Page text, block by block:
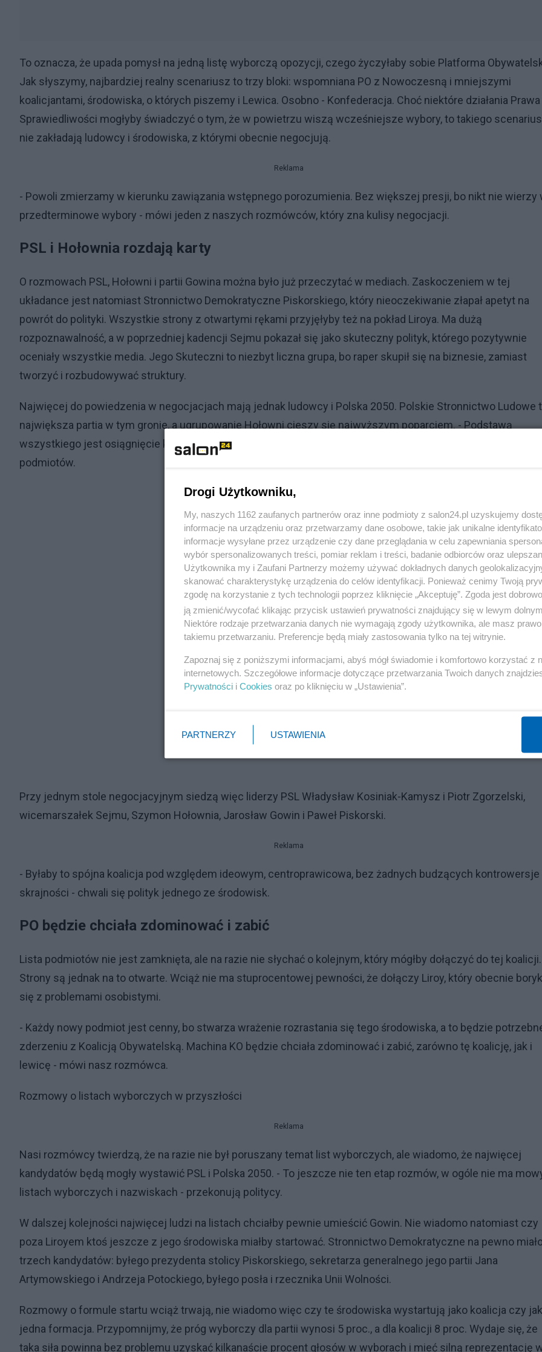
To oznacza, że upada pomysł na jedną listę wyborczą opozycji, czego życzyłaby sobie Platforma
Jak słyszymy, najbardziej realny scenariusz to trzy bloki: wspomniana PO z Nowoczesną i mniejszymi
koalicjantami, środowiska, o których piszemy i Lewica. Osobno - Konfederacja. Choć niektóre działania Prawa
Sprawiedliwości mogłyby świadczyć o tym, że w powietrzu wiszą wcześniejsze wybory, to takiego
nie zakładają ludowcy i środowiska, z którymi obecnie negocjują.
Reklama
- Powoli zmierzamy w kierunku zawiązania wstępnego porozumienia. Bez większej presji, bo nikt nie wierzy
przedterminowe wybory - mówi jeden z naszych rozmówców, który zna kulisy negocjacji.
PSL i Hołownia rozdają karty
O rozmowach PSL, Hołowni i partii Gowina można było już przeczytać w mediach. Zaskoczeniem w tej
układance jest natomiast Stronnictwo Demokratyczne Piskorskiego, który nieoczekiwanie złapał apetyt na
powrót do polityki. Wszystkie strony z otwartymi rękami przyjęłyby też na pokład Liroya. Ma dużą
rozpoznawalność, a w poprzedniej kadencji Sejmu pokazał się jako skuteczny polityk, którego pozytywnie
oceniały wszystkie media. Jego Skuteczni to niezbyt liczna grupa, bo raper skupił się na biznesie, zamiast
tworzyć i rozbudowywać struktury.
Najwięcej do powiedzenia w negocjacjach mają jednak ludowcy i Polska 2050. Polskie Stronnictwo Ludowe
największa partia w tym gronie, a ugrupowanie Hołowni cieszy się najwyższym poparciem. - Podstawą
wszystkiego jest osiągnięcie kompromisu przez ludowców i Hołownię - mówi polityk z jednego z mniejszych
podmiotów.
Przy jednym stole negocjacyjnym siedzą więc liderzy PSL Władysław Kosiniak-Kamysz i Piotr Zgorzelski,
wicemarszałek Sejmu, Szymon Hołownia, Jarosław Gowin i Paweł Piskorski.
Reklama
- Byłaby to spójna koalicja pod względem ideowym, centroprawicowa, bez żadnych budzących kontrowersje
skrajności - chwali się polityk jednego ze środowisk.
PO będzie chciała zdominować i zabić
Lista podmiotów nie jest zamknięta, ale na razie nie słychać o kolejnym, który mógłby dołączyć do tej koalicji.
Strony są jednak na to otwarte. Wciąż nie ma stuprocentowej pewności, że dołączy Liroy, który obecnie
się z problemami osobistymi.
- Każdy nowy podmiot jest cenny, bo stwarza wrażenie rozrastania się tego środowiska, a to będzie
zderzeniu z Koalicją Obywatelską. Machina KO będzie chciała zdominować i zabić, zarówno tę koalicję, jak i
lewicę - mówi nasz rozmówca.
Rozmowy o listach wyborczych w przyszłości
Reklama
Nasi rozmówcy twierdzą, że na razie nie był poruszany temat list wyborczych, ale wiadomo, że najwięcej
kandydatów będą mogły wystawić PSL i Polska 2050. - To jeszcze nie ten etap rozmów, w ogóle nie ma
listach wyborczych i nazwiskach - przekonują politycy.
W dalszej kolejności najwięcej ludzi na listach chciałby pewnie umieścić Gowin. Nie wiadomo natomiast czy
poza Liroyem ktoś jeszcze z jego środowiska miałby startować. Stronnictwo Demokratyczne na pewno
trzech kandydatów: byłego prezydenta stolicy Piskorskiego, sekretarza generalnego jego partii Jana
Artymowskiego i Andrzeja Potockiego, byłego posła i rzecznika Unii Wolności.
Rozmowy o formule startu wciąż trwają, nie wiadomo więc czy te środowiska wystartują jako koalicja czy
jedna formacja. Przypomnijmy, że próg wyborczy dla partii wynosi 5 proc., a dla koalicji 8 proc. Wydaje się, że
taka siła powinna bez problemu uzyskać kilkanaście procent głosów w wyborach i mieć silną reprezentację
Drogi Użytkowniku,
My, naszych 1162 zaufanych partnerów oraz inne podmioty z salon24.pl uzyskujemy
informacje na urządzeniu oraz przetwarzamy dane osobowe, takie jak unikalne
informacje wysyłane przez urządzenie czy dane przeglądania w celu zapewniania
wybór spersonalizowanych treści, pomiar reklam i treści, badanie odbiorców oraz
Użytkownika my i Zaufani Partnerzy możemy używać dokładnych danych
skanować charakterystykę urządzenia do celów identyfikacji. Ponieważ cenimy Twoją
zgodę na korzystanie z tych technologii poprzez kliknięcie „Akceptuję”. Zgoda jest
ją zmienić/wycofać klikając przycisk ustawień prywatności znajdujący się w lewym
Niektóre rodzaje przetwarzania danych nie wymagają zgody użytkownika, ale masz
takiemu przetwarzaniu. Preferencje będą miały zastosowania tylko na tej witrynie.
Zapoznaj się z poniższymi informacjami, abyś mógł świadomie i komfortowo korzystać z
internetowych. Szczegółowe informacje dotyczące przetwarzania Twoich danych
Prywatności i Cookies oraz po kliknięciu w „Ustawienia”.
PARTNERZY USTAWIENIA